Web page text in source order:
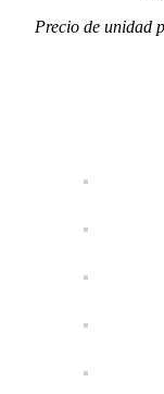
Precio de unidad